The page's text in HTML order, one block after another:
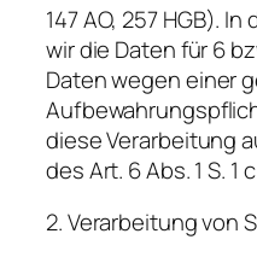
147 AO, 257 HGB).
wir die Daten für 6
Daten wegen einer
diese Verarbeitung
des Art. 6 Abs. 1 S. 1
2. Verarbeitung von